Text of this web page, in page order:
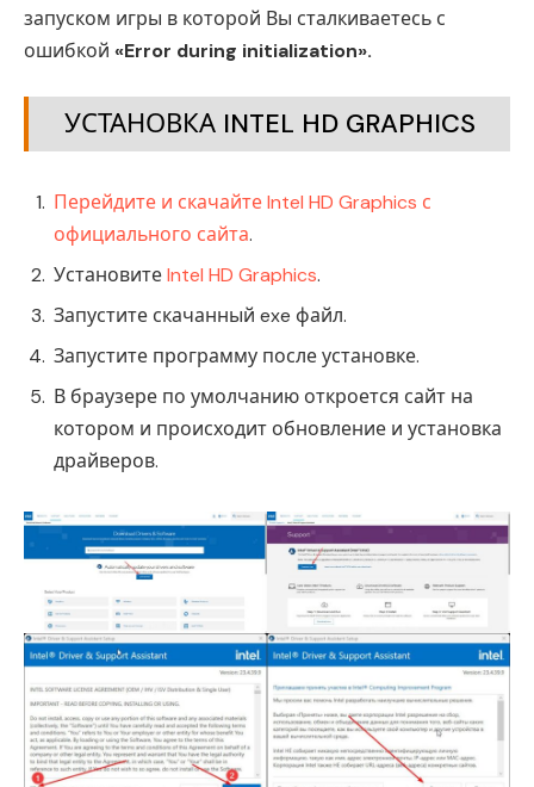
запуском игры в которой Вы сталкиваетесь с
ошибкой «Error during initialization».
УСТАНОВКА INTEL HD GRAPHICS
Перейдите и скачайте Intel HD Graphics с
официального сайта.
УстановитеIntel HD Graphics.
Запустите скачанный exe файл.
Запустите программу после установке.
В браузере по умолчанию откроется сайт на
котором и происходит обновление и установка
драйверов.